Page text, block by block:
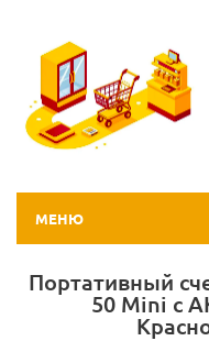
МЕНЮ
Портативный
50 Mini с